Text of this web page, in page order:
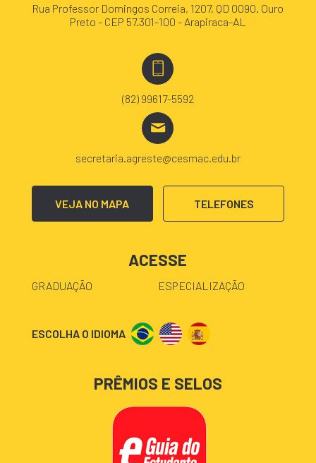
Rua Professor Domingos Correia, 1207, QD 0090. Ouro
Preto - CEP 57.301-100 - Arapiraca-AL
(82) 99617-5592
secretaria.agreste@cesmac.edu.br
VEJA NO MAPA TELEFONES
ACESSE
GRADUAÇÃO ESPECIALIZAÇÃO
ESCOLHA O IDIOMA
PRÊMIOS E SELOS